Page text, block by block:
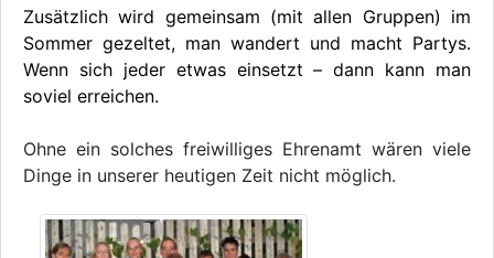
Zusätzlich wird gemeinsam (mit allen Gruppen) im
Sommer gezeltet, man wandert und macht Partys.
Wenn sich jeder etwas einsetzt – dann kann man
soviel erreichen.
Ohne ein solches freiwilliges Ehrenamt wären viele
Dinge in unserer heutigen Zeit nicht möglich.